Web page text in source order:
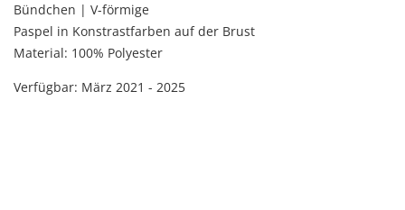
Bündchen | V-förmige
Paspel in Konstrastfarben auf der Brust
Material: 100% Polyester
Verfügbar: März 2021 - 2025